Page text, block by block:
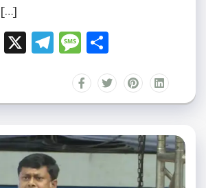
[…]
WhatsApp
X Telegram
Message